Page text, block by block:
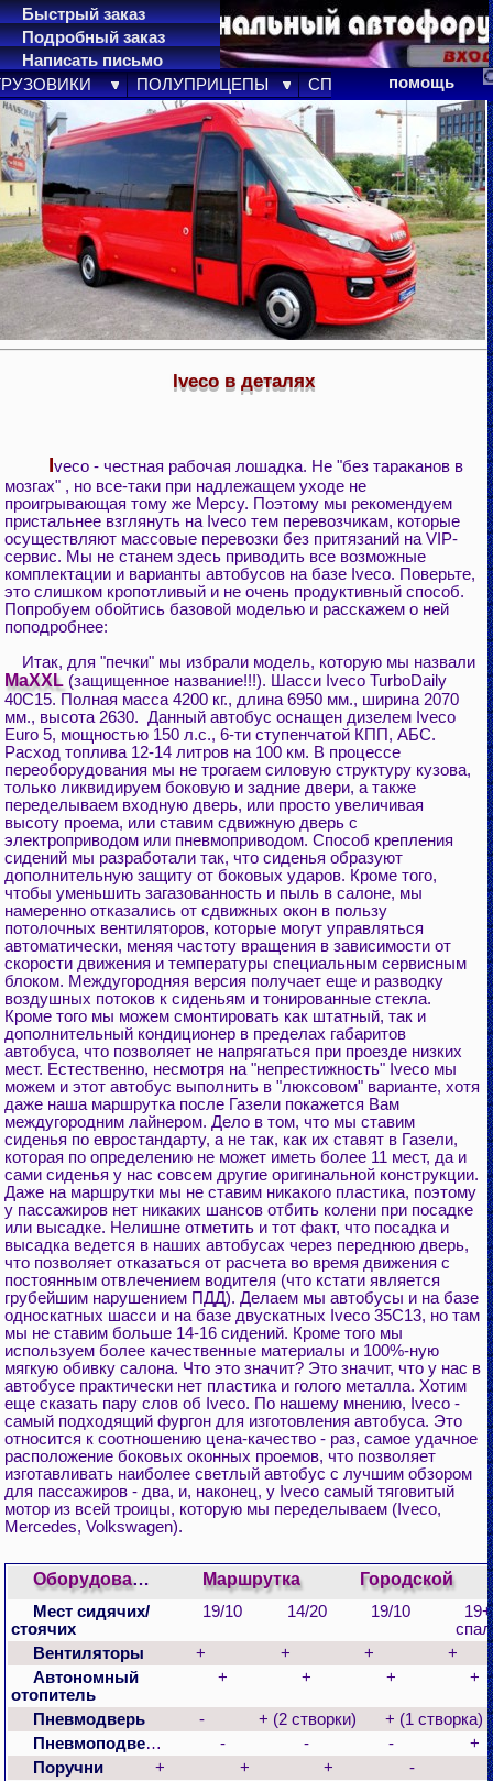
Быстрый заказ
Подробный заказ
Написать письмо
карта сайта
помощь
Iveco в деталях
Iveco - честная рабочая лошадка. Не "без тараканов в
мозгах" , но все-таки при надлежащем уходе не
проигрывающая тому же Мерсу. Поэтому мы рекомендуем
пристальнее взглянуть на Iveco тем перевозчикам, которые
осуществляют массовые перевозки без притязаний на VIP-
сервис. Мы не станем здесь приводить все возможные
комплектации и варианты автобусов на базе Iveco. Поверьте,
это слишком кропотливый и не очень продуктивный способ.
Попробуем обойтись базовой моделью и расскажем о ней
поподробнее:
Итак, для "печки" мы избрали модель, которую мы назвали
MaXXL (защищенное название!!!). Шасси Iveco TurboDaily
40С15. Полная масса 4200 кг., длина 6950 мм., ширина 2070
мм., высота 2630. Данный автобус оснащен дизелем Iveco
Euro 5, мощностью 150 л.с., 6-ти ступенчатой КПП, АБС.
Расход топлива 12-14 литров на 100 км. В процессе
переоборудования мы не трогаем силовую структуру кузова,
только ликвидируем боковую и задние двери, а также
переделываем входную дверь, или просто увеличивая
высоту проема, или ставим сдвижную дверь с
электроприводом или пневмоприводом. Способ крепления
сидений мы разработали так, что сиденья образуют
дополнительную защиту от боковых ударов. Кроме того,
чтобы уменьшить загазованность и пыль в салоне, мы
намеренно отказались от сдвижных окон в пользу
потолочных вентиляторов, которые могут управляться
автоматически, меняя частоту вращения в зависимости от
скорости движения и температуры специальным сервисным
блоком. Междугородняя версия получает еще и разводку
воздушных потоков к сиденьям и тонированные стекла.
Кроме того мы можем смонтировать как штатный, так и
дополнительный кондиционер в пределах габаритов
автобуса, что позволяет не напрягаться при проезде низких
мест. Естественно, несмотря на "непрестижность" Iveco мы
можем и этот автобус выполнить в "люксовом" варианте, хотя
даже наша маршрутка после Газели покажется Вам
междугородним лайнером. Дело в том, что мы ставим
сиденья по евростандарту, а не так, как их ставят в Газели,
которая по определению не может иметь более 11 мест, да и
сами сиденья у нас совсем другие оригинальной конструкции.
Даже на маршрутки мы не ставим никакого пластика, поэтому
у пассажиров нет никаких шансов отбить колени при посадке
или высадке. Нелишне отметить и тот факт, что посадка и
высадка ведется в наших автобусах через переднюю дверь,
что позволяет отказаться от расчета во время движения с
постоянным отвлечением водителя (что кстати является
грубейшим нарушением ПДД). Делаем мы автобусы и на базе
односкатных шасси и на базе двускатных Iveco 35C13, но там
мы не ставим больше 14-16 сидений. Кроме того мы
используем более качественные материалы и 100%-ную
мягкую обивку салона. Что это значит? Это значит, что у нас в
автобусе практически нет пластика и голого металла. Хотим
еще сказать пару слов об Iveco. По нашему мнению, Iveco -
самый подходящий фургон для изготовления автобуса. Это
относится к соотношению цена-качество - раз, самое удачное
расположение боковых оконных проемов, что позволяет
изготавливать наиболее светлый автобус с лучшим обзором
для пассажиров - два, и, наконец, у Iveco самый тяговитый
мотор из всей троицы, которую мы переделываем (Iveco,
Mercedes, Volkswagen).
Оборудование*\Тип Маршрутка Городской
Мест сидячих/
стоячих
19/10 14/20 19/10
Вентиляторы
+ + +
+
Автономный
отопитель
+ + + +
Пневмодверь - + (2 створки)
+ (1 створка)
Пневмоподвеска
- - -
+
Поручни
+ + +
-
ПОЛУПРИЦЕПЫ СПЕЦТЕХНИКА